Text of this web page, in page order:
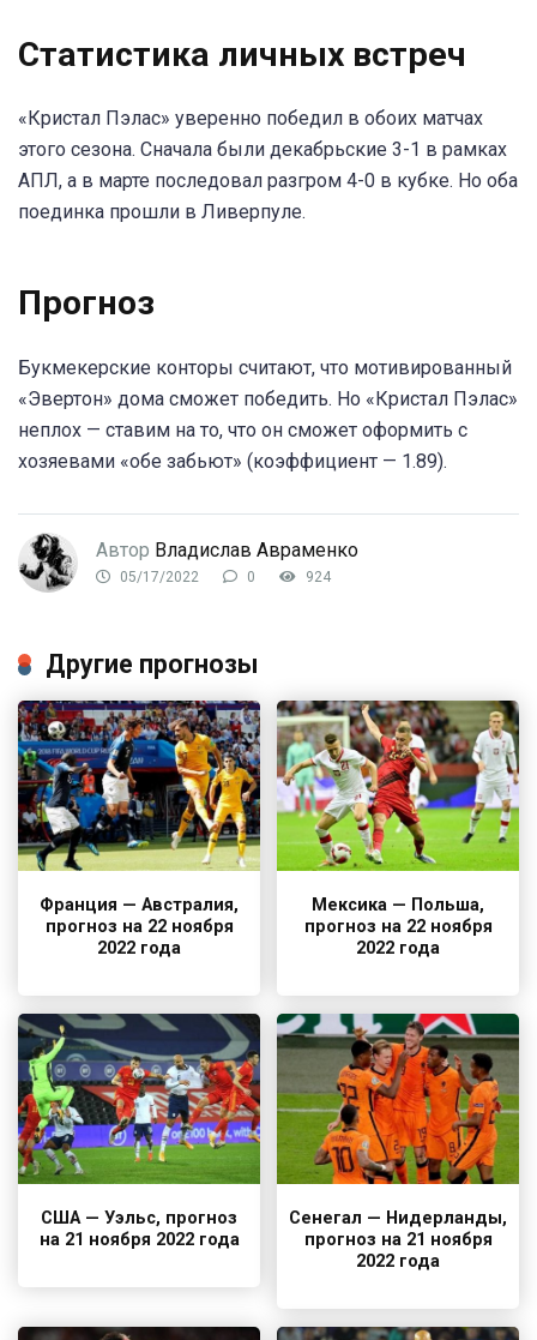
Статистика личных встреч
«Кристал Пэлас» уверенно победил в обоих матчах
этого сезона. Сначала были декабрьские 3-1 в рамках
АПЛ, а в марте последовал разгром 4-0 в кубке. Но оба
поединка прошли в Ливерпуле.
Прогноз
Букмекерские конторы считают, что мотивированный
«Эвертон» дома сможет победить. Но «Кристал Пэлас»
неплох — ставим на то, что он сможет оформить с
хозяевами «обе забьют» (коэффициент — 1.89).
Автор Владислав Авраменко
05/17/2022 0 924
Другие прогнозы
Франция — Австралия,
прогноз на 22 ноября
2022 года
Мексика — Польша,
прогноз на 22 ноября
2022 года
США — Уэльс, прогноз
на 21 ноября 2022 года
Сенегал — Нидерланды,
прогноз на 21 ноября
2022 года